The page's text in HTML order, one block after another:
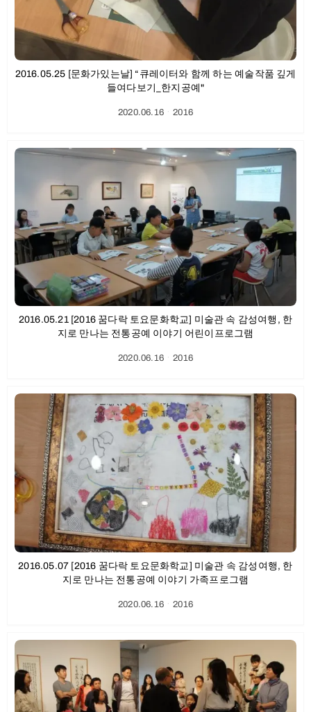
2016.05.25 [문화가있는날] “큐레이터와 함께 하는 예술작품 깊게
들여다보기_한지공예"
2020.06.16ㆍ2016
2016.05.21 [2016 꿈다락 토요문화학교] 미술관 속 감성여행, 한
지로 만나는 전통공예 이야기 어린이프로그램
2020.06.16ㆍ2016
2016.05.07 [2016 꿈다락 토요문화학교] 미술관 속 감성여행, 한
지로 만나는 전통공예 이야기 가족프로그램
2020.06.16ㆍ2016